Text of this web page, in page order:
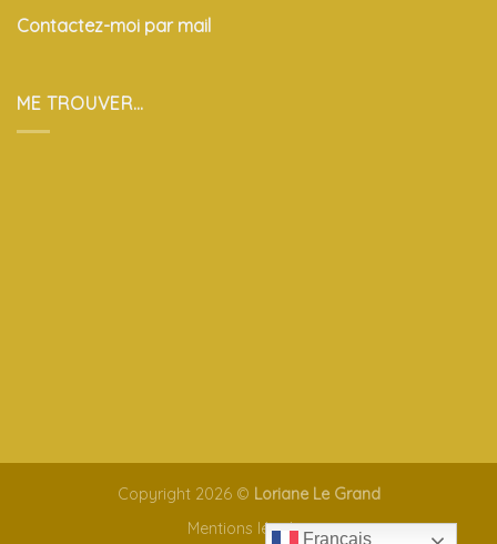
Contactez-moi par mail
ME TROUVER…
Copyright 2026 © Loriane Le Grand
Mentions légales
Français